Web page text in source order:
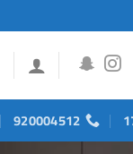
920004512